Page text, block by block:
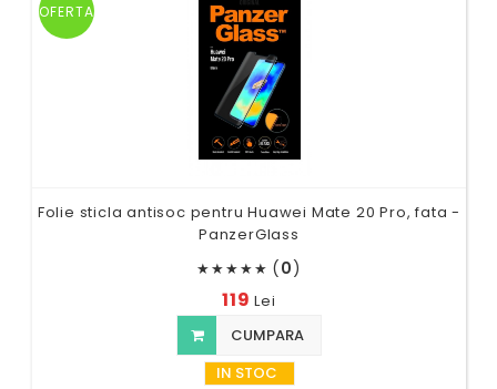
OFERTA
Folie sticla antisoc pentru Huawei Mate 20 Pro, fata -
PanzerGlass
★★★★★ (0)
119Lei
CUMPARA
IN STOC